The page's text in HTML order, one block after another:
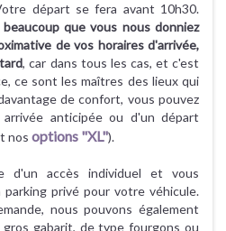
départ se fera avant 10h30.
que vous nous donniez
de vos horaires d'arrivée,
, car dans tous les cas, et c'est
ce sont les maîtres des lieux qui
de confort, vous pouvez
anticipée ou d'un départ
nos options "XL").
d'un accès individuel et vous
privé pour votre véhicule.
nous pouvons également
gabarit, de type fourgons ou